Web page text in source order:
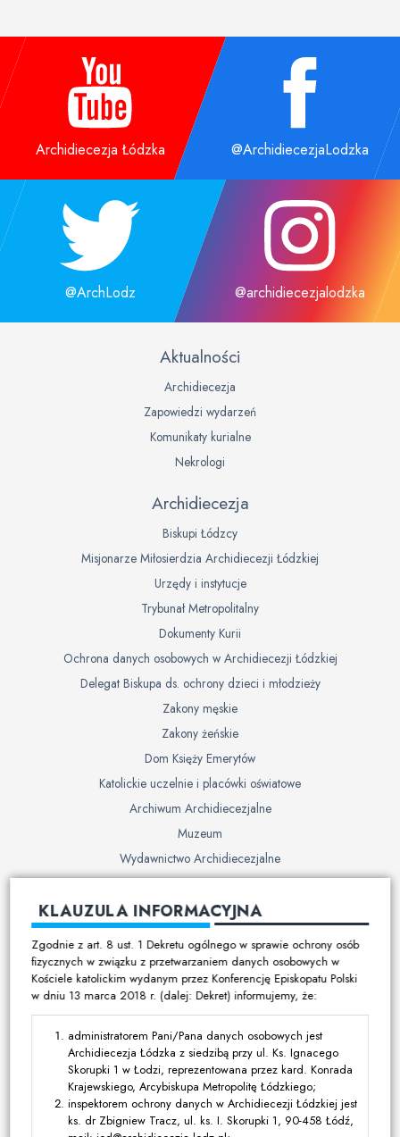
Archidiecezja Łódzka @ArchidiecezjaLodzka
@ArchLodz @archidiecezjalodzka
Aktualności
Archidiecezja
Zapowiedzi wydarzeń
Komunikaty kurialne
Nekrologi
Archidiecezja
Biskupi Łódzcy
Misjonarze Miłosierdzia Archidiecezji Łódzkiej
Urzędy i instytucje
Trybunał Metropolitalny
Dokumenty Kurii
Ochrona danych osobowych w Archidiecezji Łódzkiej
Delegat Biskupa ds. ochrony dzieci i młodzieży
Zakony męskie
Zakony żeńskie
Dom Księży Emerytów
Katolickie uczelnie i placówki oświatowe
Archiwum Archidiecezjalne
Muzeum
Wydawnictwo Archidiecezjalne
Cmentarze
Duszpasterstwo
Program duszpasterski
Kalendarz pracy duszpasterskiej
Duszpasterstwo specjalistyczne
Ruchy i stowarzyszenia
Multimedia
Filmy
Zdjęcia
KLAUZULA INFORMACYJNA
Zgodnie z art. 8 ust. 1 Dekretu ogólnego w sprawie ochrony osób
fizycznych w związku z przetwarzaniem danych osobowych w
Kościele katolickim wydanym przez Konferencję Episkopatu Polski
w dniu 13 marca 2018 r. (dalej: Dekret) informujemy, że:
administratorem Pani/Pana danych osobowych jest
Archidiecezja Łódzka z siedzibą przy ul. Ks. Ignacego
Skorupki 1 w Łodzi, reprezentowana przez kard. Konrada
Krajewskiego, Arcybiskupa Metropolitę Łódzkiego;
inspektorem ochrony danych w Archidiecezji Łódzkiej jest
ks. dr Zbigniew Tracz, ul. ks. I. Skorupki 1, 90-458 Łódź,